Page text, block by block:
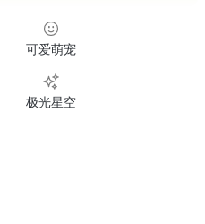
可爱萌宠
极光星空